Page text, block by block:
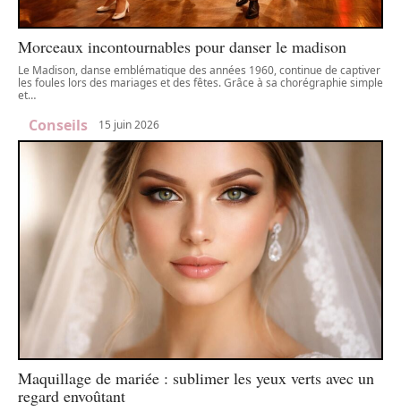
Morceaux incontournables pour danser le madison
Le Madison, danse emblématique des années 1960, continue de captiver
les foules lors des mariages et des fêtes. Grâce à sa chorégraphie simple
et…
Conseils 15 juin 2026
Maquillage de mariée : sublimer les yeux verts avec un
regard envoûtant